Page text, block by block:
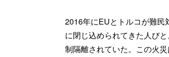
2016年にEUとトルコが難民
に閉じ込められてきた人び
制隔離されていた。この火